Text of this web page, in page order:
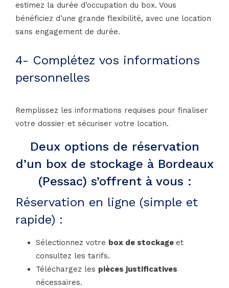
estimez la durée d’occupation du box. Vous
bénéficiez d’une grande flexibilité, avec une location
sans engagement de durée.
4- Complétez vos informations
personnelles
Remplissez les informations requises pour finaliser
votre dossier et sécuriser votre location.
Deux options de réservation
d’un box de stockage à Bordeaux
(Pessac) s’offrent à vous :
Réservation en ligne (simple et
rapide) :
Sélectionnez votre box de stockage et
consultez les tarifs.
Téléchargez les pièces justificatives
nécessaires.